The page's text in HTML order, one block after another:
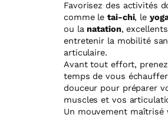
Favorisez des activités
comme letai-chi, le
ou lanatation,
entretenir la mobilité
articulaire.
Avant tout effort,
temps de vous
douceur pour préparer
muscles et vos
Un mouvement maîtrisé